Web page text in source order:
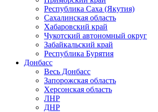
Республика Саха (Якутия)
Сахалинская область
Хабаровский край
Чукотский автономный округ
Забайкальский край
Республика Бурятия
Донбасс
Весь Донбасс
Запорожская область
Херсонская область
ЛНР
ДНР